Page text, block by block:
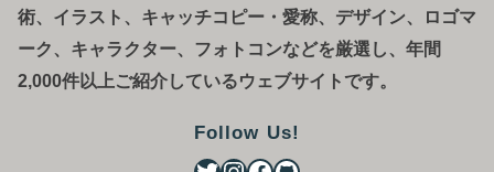
術、イラスト、キャッチコピー・愛称、デザイン、ロゴマ
ーク、キャラクター、フォトコンなどを厳選し、年間
2,000件以上ご紹介しているウェブサイトです。
Follow Us!